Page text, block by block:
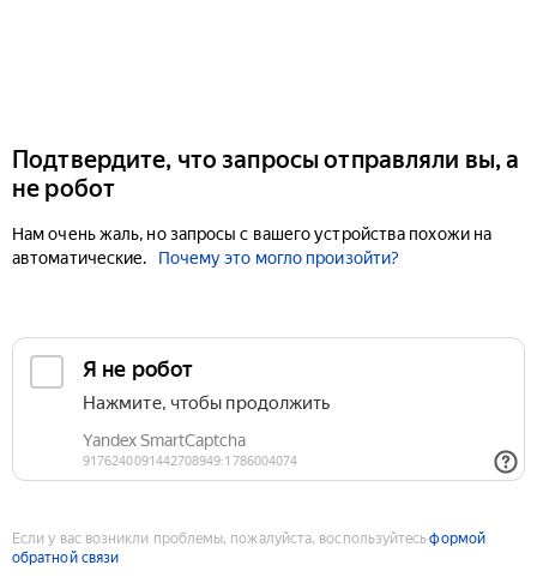
Подтвердите, что запросы отправляли вы, а
не робот
Нам очень жаль, но запросы с вашего устройства похожи на
автоматические.
Почему это могло произойти?
Если у вас возникли проблемы, пожалуйста, воспользуйтесьформой
обратной связи